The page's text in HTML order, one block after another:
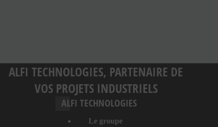
ALFI TECHNOLOGIES, PARTENAIRE DE
VOS PROJETS INDUSTRIELS
ALFI TECHNOLOGIES
Le groupe